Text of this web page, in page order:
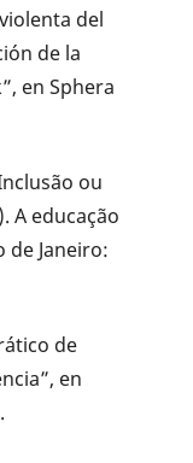
del
de la
en Sphera
ou
A educação
de Janeiro:
de
en